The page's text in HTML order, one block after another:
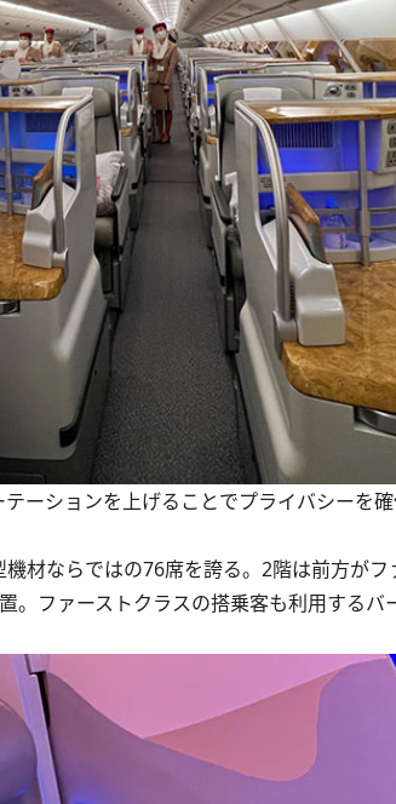
ーションを上げることでプライバシーを確
材ならではの76席を誇る。2階は前方がフ
。ファーストクラスの搭乗客も利用するバ